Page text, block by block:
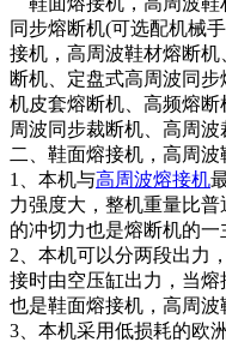
同步熔断机(可选配机械
接机，高周波鞋材熔断
断机、定盘式高周波同
机皮套熔断机、高频熔
周波同步裁断机、高周波
二、鞋面熔接机，高周波
1、本机与高周波熔接机
力强度大，整机重量比
的冲切力也是熔断机的一
2、本机可以分两段出力
接时由空压缸出力，当
也是鞋面熔接机，高周波
3、本机采用低损耗的欧